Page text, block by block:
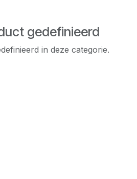
gedefinieerd
in deze categorie.